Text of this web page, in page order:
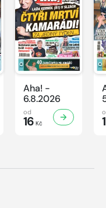
Aha! -
6.8.2026
od
16 Kč